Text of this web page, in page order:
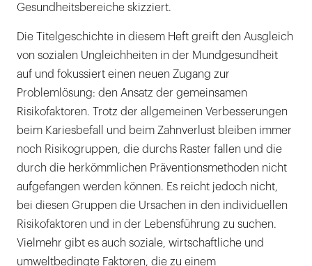
Gesundheitsbereiche skizziert.
Die Titelgeschichte in diesem Heft greift den Ausgleich
von sozialen Ungleichheiten in der Mundgesundheit
auf und fokussiert einen neuen Zugang zur
Problemlösung: den Ansatz der gemeinsamen
Risikofaktoren. Trotz der allgemeinen Verbesserungen
beim Kariesbefall und beim Zahnverlust bleiben immer
noch Risikogruppen, die durchs Raster fallen und die
durch die herkömmlichen Präventionsmethoden nicht
aufgefangen werden können. Es reicht jedoch nicht,
bei diesen Gruppen die Ursachen in den individuellen
Risikofaktoren und in der Lebensführung zu suchen.
Vielmehr gibt es auch soziale, wirtschaftliche und
umweltbedingte Faktoren, die zu einem